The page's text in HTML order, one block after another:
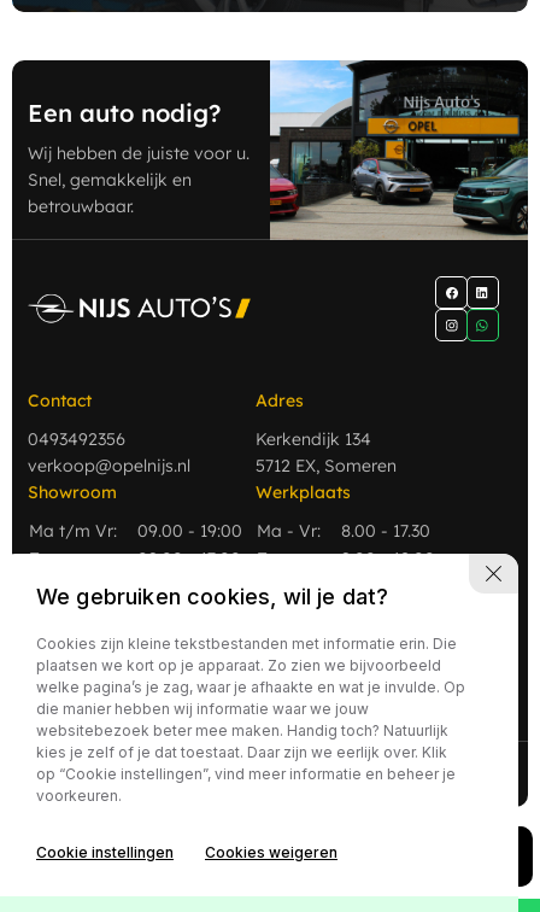
Een auto nodig?
Wij hebben de juiste voor u.
Snel, gemakkelijk en
betrouwbaar.
Contact
0493492356
verkoop@opelnijs.nl
Adres
Kerkendijk 134
5712 EX, Someren
Showroom
Ma t/m Vr:
09.00 - 19:00
Za
09.00 - 17:00
Zo
Gesloten
Werkplaats
Ma - Vr:
8.00 - 17.30
Za:
9.00 - 12.00
Gesloten
2026 - Nijs Auto's Privacy policy
We gebruiken cookies, wil je dat?
Cookies zijn kleine tekstbestanden met informatie erin. Die
plaatsen we kort op je apparaat. Zo zien we bijvoorbeeld
welke pagina’s je zag, waar je afhaakte en wat je invulde. Op
die manier hebben wij informatie waar we jouw
websitebezoek beter mee maken. Handig toch? Natuurlijk
kies je zelf of je dat toestaat. Daar zijn we eerlijk over. Klik
op “Cookie instellingen”, vind meer informatie en beheer je
voorkeuren.
Cookie instellingen Cookies weigeren